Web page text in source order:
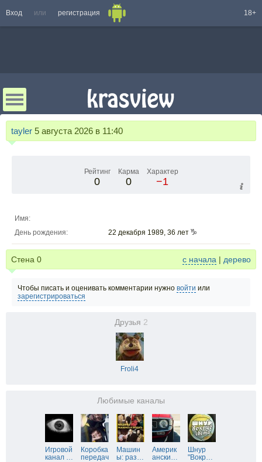
Вход или регистрация 18+
tayler 5 августа 2026 в 11:40
Рейтинг
0
Карма
0
Характер
−1
Имя:
День рождения:
22 декабря 1989, 36 лет
Стена 0 с начала | дерево
Чтобы писать и оценивать комментарии нужно войти или
зарегистрироваться
Друзья 2
Froli4
Любимые каналы
Игровой
канал …
Коробка
передач
Машин
ы: раз…
Америк
ански…
Шнур
"Вокр…